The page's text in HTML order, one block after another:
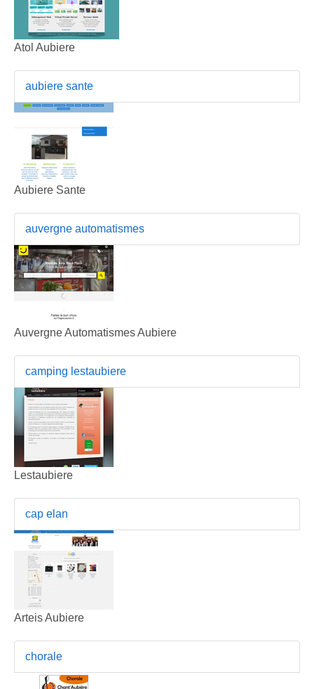
Atol Aubiere
aubiere sante
Aubiere Sante
auvergne automatismes
Auvergne Automatismes Aubiere
camping lestaubiere
Lestaubiere
cap elan
Arteis Aubiere
chorale